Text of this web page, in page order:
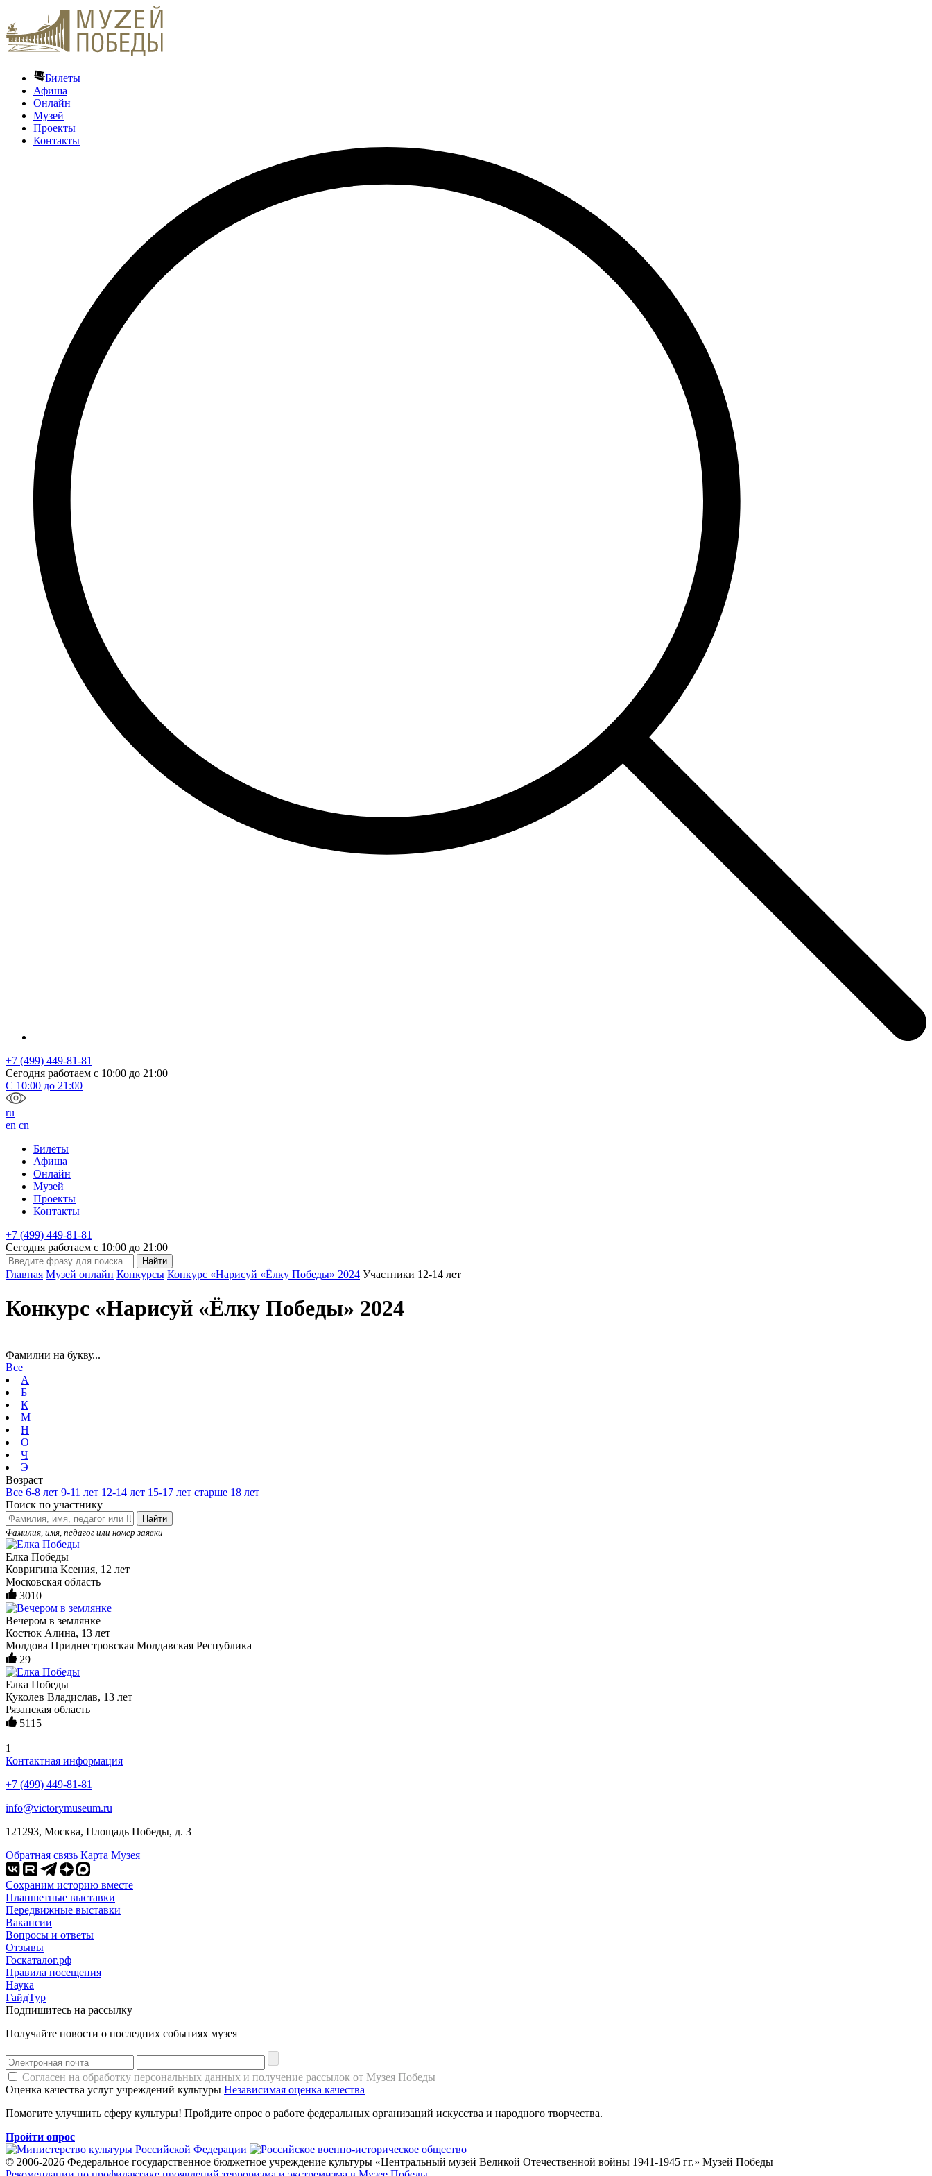
Билеты
Афиша
Онлайн
Музей
Проекты
Контакты
+7 (499) 449-81-81
Сегодня работаем с 10:00 до 21:00
С 10:00 до 21:00
ru
en cn
Билеты
Афиша
Онлайн
Музей
Проекты
Контакты
+7 (499) 449-81-81
Сегодня работаем с 10:00 до 21:00
Главная Музей онлайн Конкурсы Конкурс «Нарисуй «Ёлку Победы» 2024 Участники 12-14 лет
Конкурс «Нарисуй «Ёлку Победы» 2024
Фамилии на букву...
Все
А
Б
К
М
Н
О
Ч
Э
Возраст
Все 6-8 лет 9-11 лет 12-14 лет 15-17 лет старше 18 лет
Поиск по участнику
Найти
Фамилия, имя, педагог или номер заявки
Елка Победы
Ковригина Ксения, 12 лет
Московская область
3010
Вечером в землянке
Костюк Алина, 13 лет
Молдова Приднестровская Молдавская Республика
29
Елка Победы
Куколев Владислав, 13 лет
Рязанская область
5115
1
Контактная информация
+7 (499) 449-81-81
info@victorymuseum.ru
121293, Москва, Площадь Победы, д. 3
Обратная связь Карта Музея
Сохраним историю вместе
Планшетные выставки
Передвижные выставки
Вакансии
Вопросы и ответы
Отзывы
Госкаталог.рф
Правила посещения
Наука
ГайдТур
Подпишитесь на рассылку
Получайте новости о последних событиях музея
Согласен на обработку персональных данных и получение рассылок от Музея Победы
Оценка качества услуг учреждений культуры Независимая оценка качества
Помогите улучшить сферу культуры! Пройдите опрос о работе федеральных организаций искусства и народного творчества.
Пройти опрос
© 2006-2026 Федеральное государственное бюджетное учреждение культуры «Центральный музей Великой Отечественной войны 1941-1945 гг.» Музей Победы